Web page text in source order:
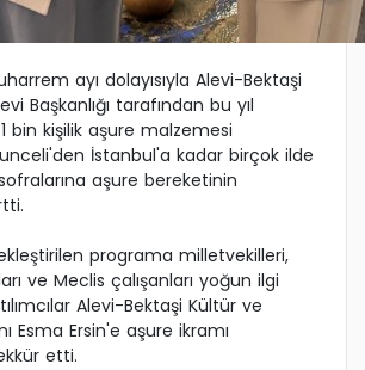
ayı dolayısıyla Alevi-Bektaşi
Başkanlığı tarafından bu yıl
bin kişilik aşure malzemesi
Tunceli'den İstanbul'a kadar birçok ilde
aşure bereketinin
programa milletvekilleri,
ve Meclis çalışanları yoğun ilgi
Alevi-Bektaşi Kültür ve
Esma Ersin'e aşure ikramı
etti.